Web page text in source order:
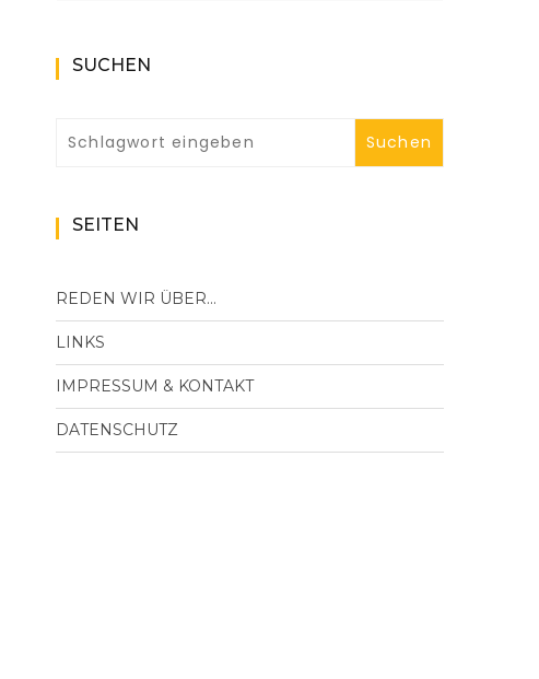
SUCHEN
SEITEN
REDEN WIR ÜBER…
LINKS
IMPRESSUM & KONTAKT
DATENSCHUTZ